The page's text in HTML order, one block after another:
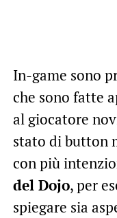
In-game sono
che sono fatte
al giocatore
stato di button
con più
del Dojo, per
spiegare sia